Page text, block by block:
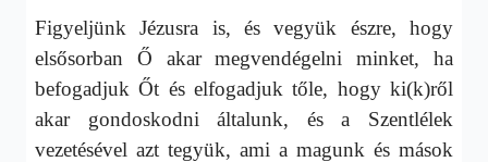
Figyeljünk Jézusra is, és vegyük észre, hogy
elsősorban Ő akar megvendégelni minket, ha
befogadjuk Őt és elfogadjuk tőle, hogy ki(k)ről
akar gondoskodni általunk, és a Szentlélek
vezetésével azt tegyük, ami a magunk és mások